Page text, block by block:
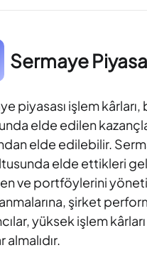
Sermaye
piyasası işlem
elde edilen
elde edilebilir.
elde ettikleri
ve portföylerini
şirket
yüksek işlem
almalıdır.